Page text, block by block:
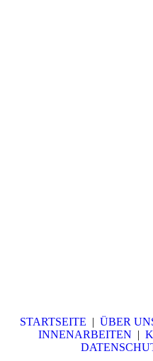
STARTSEITE | ÜBER
INNENARBEITEN |